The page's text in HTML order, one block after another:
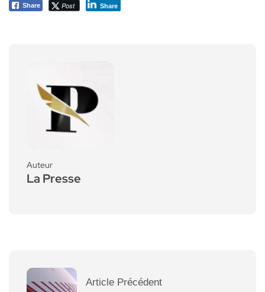
Share Post Share
Auteur
La Presse
Article Précédent